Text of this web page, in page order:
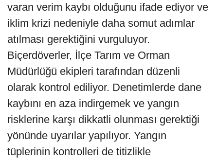
varan verim kaybı olduğunu ifade ediyor ve
iklim krizi nedeniyle daha somut adımlar
atılması gerektiğini vurguluyor.
Biçerdöverler, İlçe Tarım ve Orman
Müdürlüğü ekipleri tarafından düzenli
olarak kontrol ediliyor. Denetimlerde dane
kaybını en aza indirgemek ve yangın
risklerine karşı dikkatli olunması gerektiği
yönünde uyarılar yapılıyor. Yangın
tüplerinin kontrolleri de titizlikle